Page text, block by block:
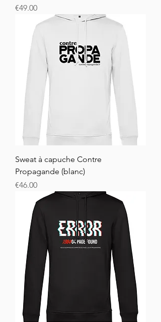
Price
€49.00
Sweat à capuche Contre
Propagande (blanc)
Price
€46.00